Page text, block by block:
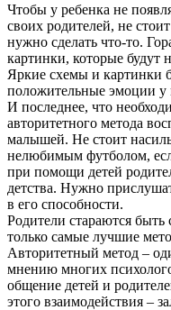
Чтобы у ребенка не
своих родителей, не
нужно сделать что-то.
картинки, которые будут
Яркие схемы и картинки
положительные эмоции
И последнее, что
авторитетного метода
малышей. Не стоит
нелюбимым футболом,
при помощи детей
детства. Нужно
в его способности.
Родители стараются
только самые лучшие
Авторитетный метод –
мнению многих
общение детей и
этого взаимодействия –